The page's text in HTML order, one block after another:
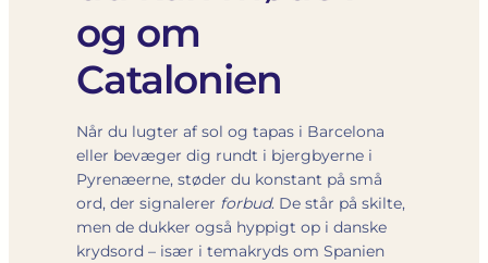
og om
Catalonien
Når du lugter af sol og tapas i Barcelona
eller bevæger dig rundt i bjergbyerne i
Pyrenæerne, støder du konstant på små
ord, der signalerer forbud. De står på skilte,
men de dukker også hyppigt op i danske
krydsord – især i temakryds om Spanien